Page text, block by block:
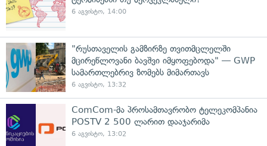
6 აგვისტო, 14:00
"რუსთაველის გამზირზე თვითმცლელში
მცირეწლოვანი ბავშვი იმყოფებოდა" — GWP
სამართლებრივ ზომებს მიმართავს
6 აგვისტო, 13:32
ComCom-მა პროსამთავრობო ტელეკომპანია
POSTV 2 500 ლარით დააჯარიმა
6 აგვისტო, 13:02